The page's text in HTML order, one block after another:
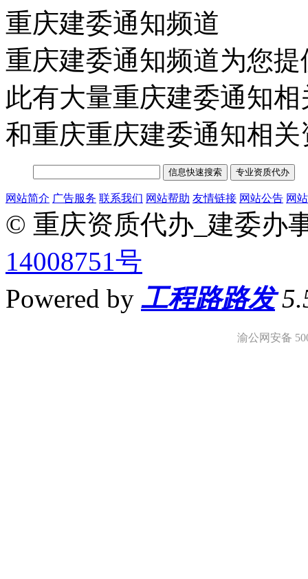
重庆建委通知频道
重庆建委通知频道为您
此有大量重庆建委通知
和重庆重庆建委通知相关
网站简介 广告服务 联系我们 网站帮助 友情链接 网站公告 网
© 重庆资质代办_建委办
14008751号
Powered by 工程路路发
渝公网安备